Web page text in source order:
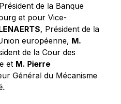
de la Banque
et pour Vice-
, Président de la
européenne, M.
de la Cour des
et M. Pierre
Général du Mécanisme